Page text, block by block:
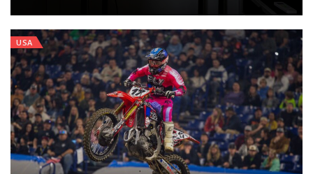
USA